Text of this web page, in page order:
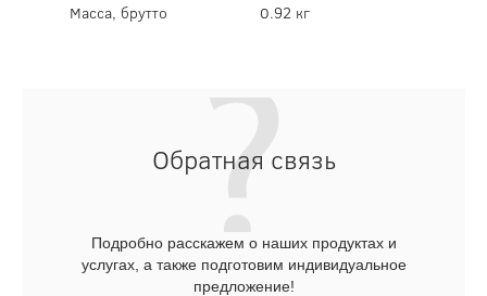
Масса, брутто
0.92 кг
Обратная связь
Подробно расскажем о наших продуктах и
услугах, а также подготовим индивидуальное
предложение!